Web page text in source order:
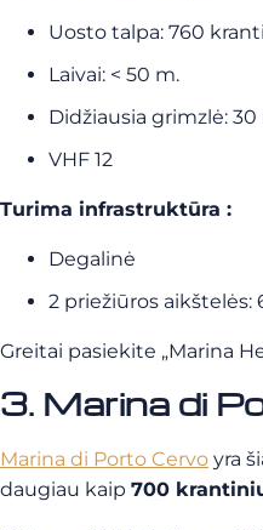
Uosto talpa: 760
Laivai: < 50 m.
Didžiausia grimzlė: 30
VHF 12
Turima infrastruktūra :
Degalinė
2 priežiūros
Greitai pasiekite „Marina
3. Marina di
Marina di Porto Cervo yra
daugiau kaip 700